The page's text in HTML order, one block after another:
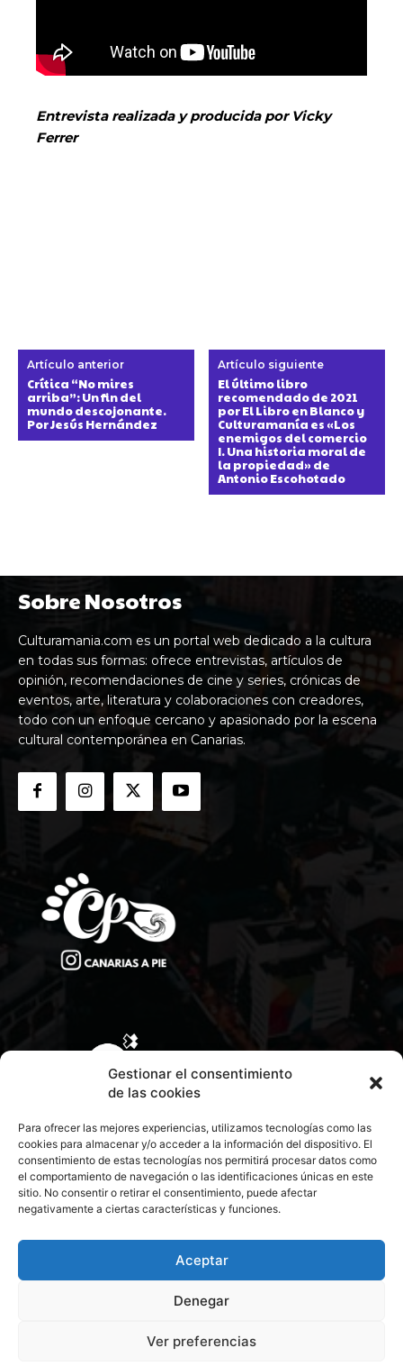
Gestionar el consentimiento
de las cookies
Para ofrecer las mejores experiencias, utilizamos tecnologías como las
cookies para almacenar y/o acceder a la información del dispositivo. El
consentimiento de estas tecnologías nos permitirá procesar datos como
el comportamiento de navegación o las identificaciones únicas en este
sitio. No consentir o retirar el consentimiento, puede afectar
negativamente a ciertas características y funciones.
Aceptar
Denegar
Ver preferencias
Entrevista realizada y producida por Vicky
Ferrer
Artículo anterior
Crítica “No mires
arriba”: Un fin del
mundo descojonante.
Por Jesús Hernández
Artículo siguiente
El último libro
recomendado de 2021
por El Libro en Blanco y
Culturamanía es «Los
enemigos del comercio
I. Una historia moral de
la propiedad» de
Antonio Escohotado
Sobre Nosotros
Culturamania.com es un portal web dedicado a la cultura
en todas sus formas: ofrece entrevistas, artículos de
opinión, recomendaciones de cine y series, crónicas de
eventos, arte, literatura y colaboraciones con creadores,
todo con un enfoque cercano y apasionado por la escena
cultural contemporánea en Canarias.
CONTACTA CON NOSOTROS